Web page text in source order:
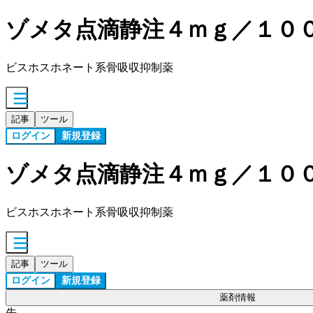
ゾメタ点滴静注４ｍｇ／１０
ビスホスホネート系骨吸収抑制薬
記事 ツール
ログイン 新規登録
ゾメタ点滴静注４ｍｇ／１０
ビスホスホネート系骨吸収抑制薬
記事 ツール
ログイン 新規登録
薬剤情報